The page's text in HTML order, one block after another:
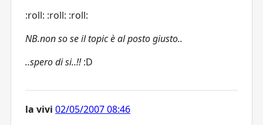
:roll: :roll: :roll:
NB.non so se il topic è al posto giusto..
..spero di si..!!:D
la vivi 02/05/2007 08:46